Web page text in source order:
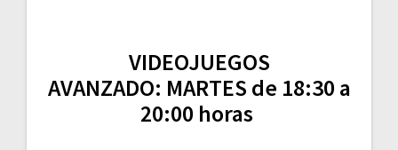
VIDEOJUEGOS
AVANZADO: MARTES de 18:30 a
20:00 horas